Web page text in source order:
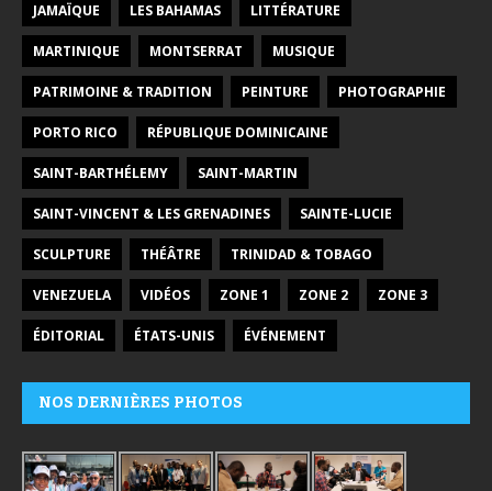
JAMAÏQUE LES BAHAMAS LITTÉRATURE
MARTINIQUE MONTSERRAT MUSIQUE
PATRIMOINE & TRADITION PEINTURE PHOTOGRAPHIE
PORTO RICO RÉPUBLIQUE DOMINICAINE
SAINT-BARTHÉLEMY SAINT-MARTIN
SAINT-VINCENT & LES GRENADINES SAINTE-LUCIE
SCULPTURE THÉÂTRE TRINIDAD & TOBAGO
VENEZUELA VIDÉOS ZONE 1 ZONE 2 ZONE 3
ÉDITORIAL ÉTATS-UNIS ÉVÉNEMENT
NOS DERNIÈRES PHOTOS